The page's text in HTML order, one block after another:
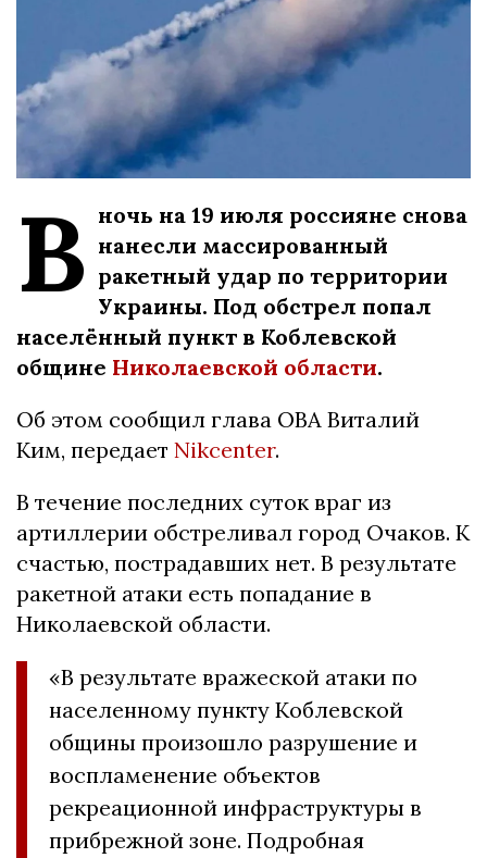
В ночь на 19 июля россияне снова
нанесли массированный
ракетный удар по территории
Украины. Под обстрел попал
населённый пункт в Коблевской
общине Николаевской области.
Об этом сообщил глава ОВА Виталий
Ким, передает Nikcenter.
В течение последних суток враг из
артиллерии обстреливал город Очаков. К
счастью, пострадавших нет. В результате
ракетной атаки есть попадание в
Николаевской области.
«В результате вражеской атаки по
населенному пункту Коблевской
общины произошло разрушение и
воспламенение объектов
рекреационной инфраструктуры в
прибрежной зоне. Подробная